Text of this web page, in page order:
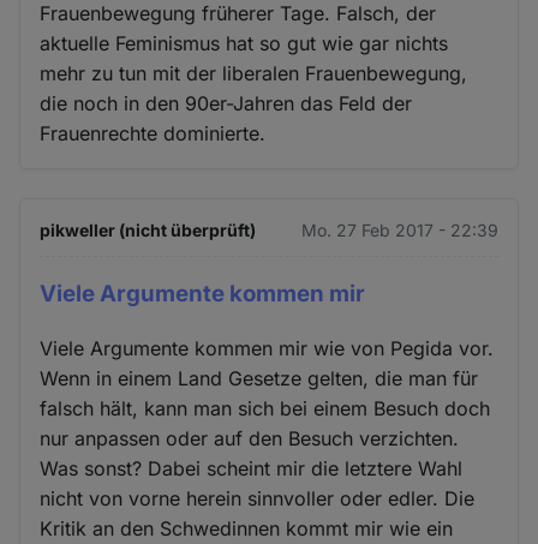
Frauenbewegung früherer Tage. Falsch, der
aktuelle Feminismus hat so gut wie gar nichts
mehr zu tun mit der liberalen Frauenbewegung,
die noch in den 90er-Jahren das Feld der
Frauenrechte dominierte.
pikweller (nicht überprüft) Mo. 27 Feb 2017 - 22:39
Viele Argumente kommen mir
Viele Argumente kommen mir wie von Pegida vor.
Wenn in einem Land Gesetze gelten, die man für
falsch hält, kann man sich bei einem Besuch doch
nur anpassen oder auf den Besuch verzichten.
Was sonst? Dabei scheint mir die letztere Wahl
nicht von vorne herein sinnvoller oder edler. Die
Kritik an den Schwedinnen kommt mir wie ein